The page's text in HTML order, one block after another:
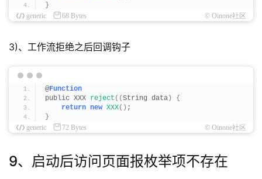
}
generic
68 Bytes © Oinone社区
3)、工作流拒绝之后回调钩子
@Function
public XXX reject ((String data )
{
return new XXX() ;
}
generic
72 Bytes © Oinone社区
9、启动后访问页面报枚举项不存在